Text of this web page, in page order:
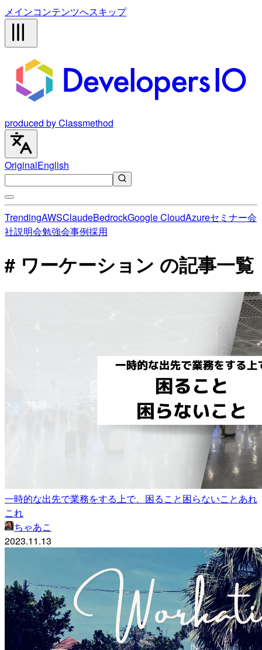
メインコンテンツへスキップ
produced by Classmethod
OriginalEnglish
TrendingAWSClaudeBedrockGoogle CloudAzureセミナー会
社説明会勉強会事例採用
# ワーケーション の記事一覧
一時的な出先で業務をする上で、困ること困らないことあれ
これ
ちゃあこ
2023.11.13